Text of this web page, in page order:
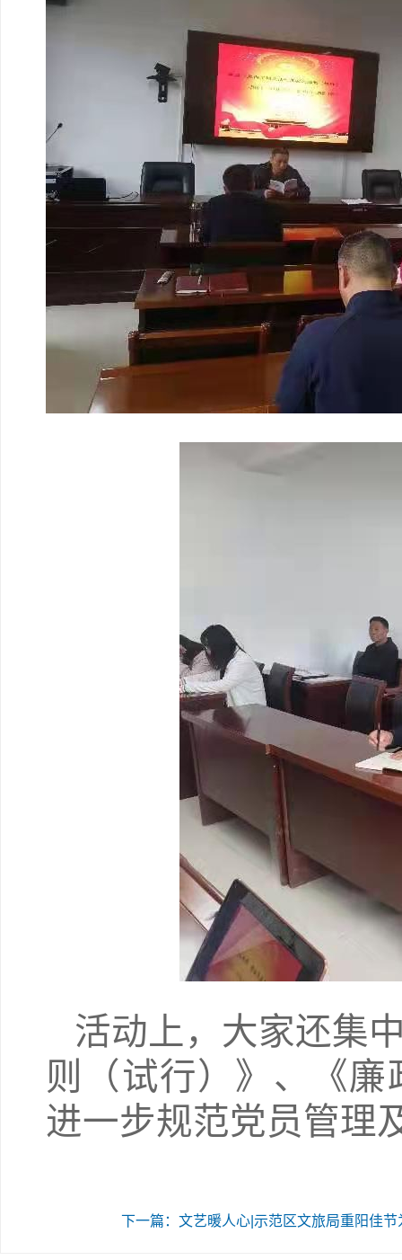
活动上，大家还集
则（试行）》、《
进一步规范党员管理
下一篇：文艺暖人心|示范区文旅局重阳佳